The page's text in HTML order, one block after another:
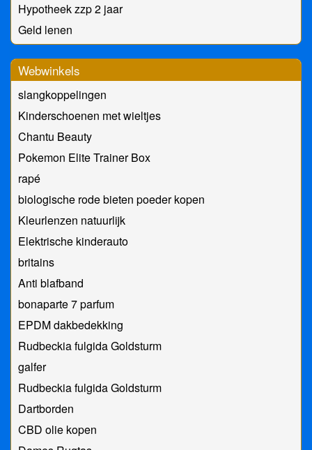
Hypotheek zzp 2 jaar
Geld lenen
Webwinkels
slangkoppelingen
Kinderschoenen met wieltjes
Chantu Beauty
Pokemon Elite Trainer Box
rapé
biologische rode bieten poeder kopen
Kleurlenzen natuurlijk
Elektrische kinderauto
britains
Anti blafband
bonaparte 7 parfum
EPDM dakbedekking
Rudbeckia fulgida Goldsturm
galfer
Rudbeckia fulgida Goldsturm
Dartborden
CBD olie kopen